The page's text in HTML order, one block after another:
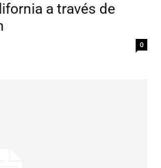
a través de
0